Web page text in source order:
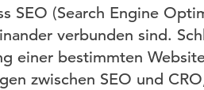
SEO (Search Engine
verbunden sind.
einer bestimmten
zwischen SEO und